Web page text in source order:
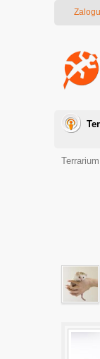
Terrarium